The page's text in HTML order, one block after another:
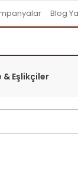
Blog
& Eşlikçiler